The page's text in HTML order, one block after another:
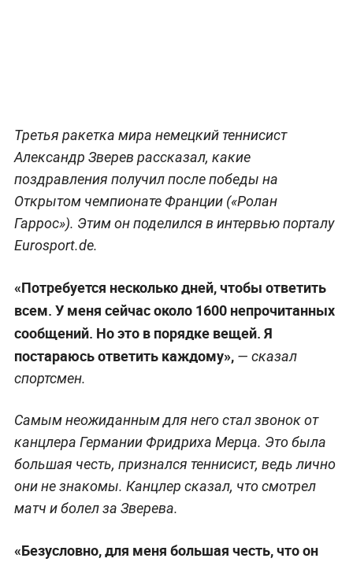
Третья ракетка мира немецкий теннисист
Александр Зверев рассказал, какие
поздравления получил после победы на
Открытом чемпионате Франции («Ролан
Гаррос»). Этим он поделился в интервью порталу
Eurosport.de.
«Потребуется несколько дней, чтобы ответить
всем. У меня сейчас около 1600 непрочитанных
сообщений. Но это в порядке вещей. Я
постараюсь ответить каждому»,— сказал
спортсмен.
Самым неожиданным для него стал звонок от
канцлера Германии Фридриха Мерца. Это была
большая честь, признался теннисист, ведь лично
они не знакомы. Канцлер сказал, что смотрел
матч и болел за Зверева.
«Безусловно, для меня большая честь, что он